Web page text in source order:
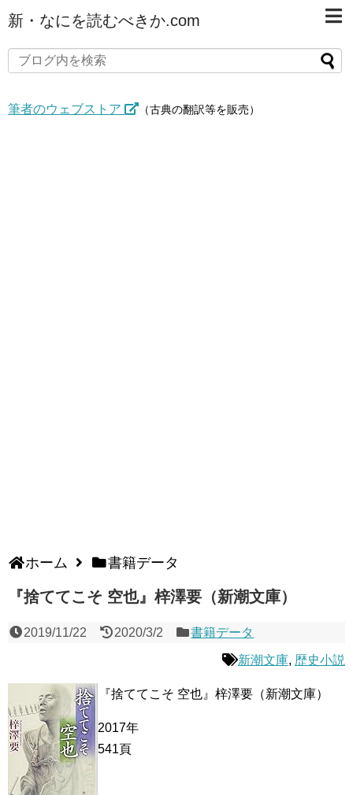
新・なにを読むべきか.com
筆者のウェブストア （古典の翻訳等を販売）
ホーム 書籍データ
『捨ててこそ 空也』梓澤要（新潮文庫）
2019/11/22 2020/3/2 書籍データ
新潮文庫, 歴史小説
『捨ててこそ 空也』梓澤要（新潮文庫）
2017年
541頁